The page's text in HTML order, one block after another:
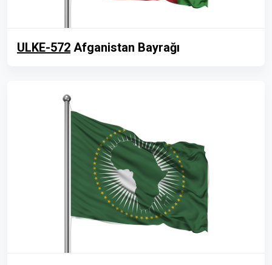
ULKE-572 Afganistan Bayrağı